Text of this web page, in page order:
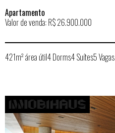
Apartamento
Valor de venda: R$ 26.900.000
421m² área útil4 Dorms4 Suítes5 Vagas